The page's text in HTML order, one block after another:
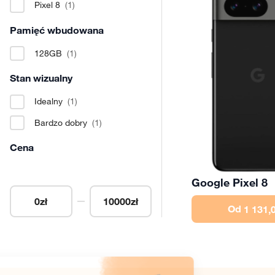
Pixel 8 (1)
Pamięć wbudowana
128GB (1)
Stan wizualny
Idealny (1)
Bardzo dobry (1)
Cena
0zł 10000zł
Google Pixel 8
Od 1